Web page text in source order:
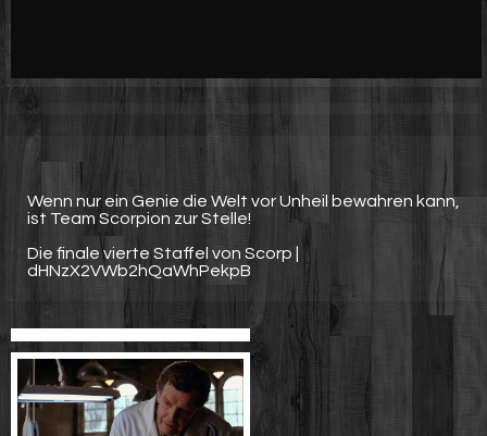
Wenn nur ein Genie die Welt vor Unheil bewahren kann,
ist Team Scorpion zur Stelle!
Die finale vierte Staffel von Scorp |
dHNzX2VWb2hQaWhPekpB